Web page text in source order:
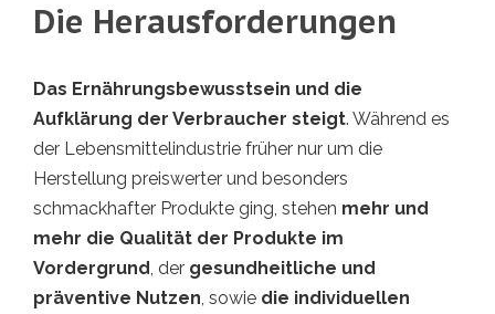
Die Herausforderungen
Das Ernährungsbewusstsein und die
Aufklärung der Verbraucher steigt. Während es
der Lebensmittelindustrie früher nur um die
Herstellung preiswerter und besonders
schmackhafter Produkte ging, stehen mehr und
mehr die Qualität der Produkte im
Vordergrund, der gesundheitliche und
präventive Nutzen, sowie die individuellen